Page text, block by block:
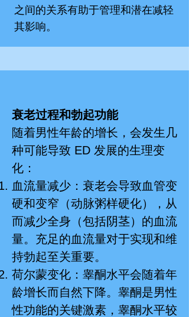
之间的关系有助于管理和潜在减轻
其影响。
衰老过程和勃起功能
随着男性年龄的增长，会发生几
种可能导致 ED 发展的生理变
化：
血流量减少：衰老会导致血管变
硬和变窄（动脉粥样硬化），从
而减少全身（包括阴茎）的血流
量。充足的血流量对于实现和维
持勃起至关重要。
荷尔蒙变化：睾酮水平会随着年
龄增长而自然下降。睾酮是男性
性功能的关键激素，睾酮水平较